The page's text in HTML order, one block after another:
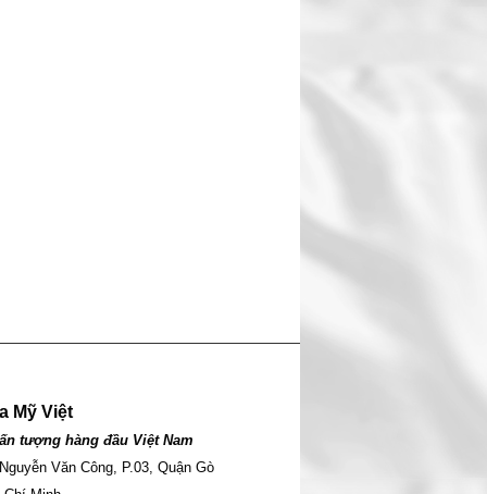
Mỹ Việt
tượng hàng đầu Việt Nam
Văn Công, P.03, Quận Gò